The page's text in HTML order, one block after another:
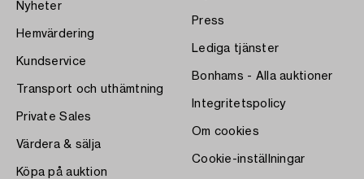
Nyheter
Hemvärdering
Kundservice
Transport och uthämtning
Private Sales
Värdera & sälja
Köpa på auktion
Press
Lediga tjänster
Bonhams - Alla auktioner
Integritetspolicy
Om cookies
Cookie-inställningar